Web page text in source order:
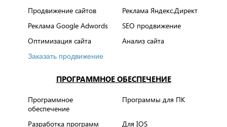
Продвижение сайтов
Реклама Яндекс.Директ
Реклама Google Adwords
SEO продвижение
Оптимизация сайта
Анализ сайта
Заказать продвижение
ПРОГРАММНОЕ ОБЕСПЕЧЕНИЕ
Программное
обеспечение
Программы для ПК
Разработка программ Для IOS